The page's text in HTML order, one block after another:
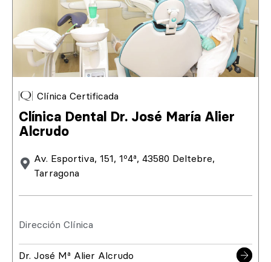
Clínica Certificada
Clínica Dental Dr. José María Alier
Alcrudo
Av. Esportiva, 151, 1º4ª, 43580 Deltebre,
Tarragona
Dirección Clínica
Dr. José Mª Alier Alcrudo